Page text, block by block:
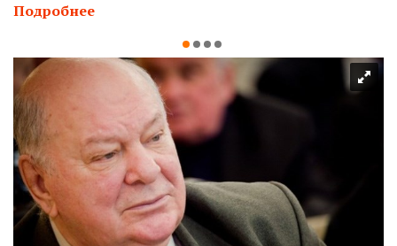
Подробнее